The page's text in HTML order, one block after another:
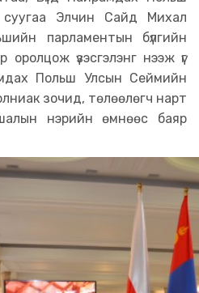
Элчин Сайд Михал
парламентын бүлгийн
үзэсгэлэнг нээж үг
Польш Улсын Сеймийн
зочид, төлөөлөгч нарт
нэрийн өмнөөс баяр